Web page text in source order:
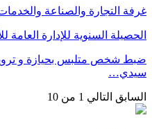
غرفة التجارة والصناعة
الحصيلة السنوية للإدارة العامة
ضبط شخص متلبس بحيازة و
سيدي…
السابق التالي 1 من 10